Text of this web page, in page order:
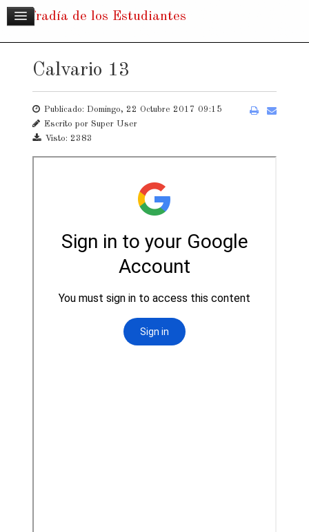
Cofradía de los Estudiantes
Calvario 13
Publicado: Domingo, 22 Octubre 2017 09:15
Escrito por Super User
Visto: 2383